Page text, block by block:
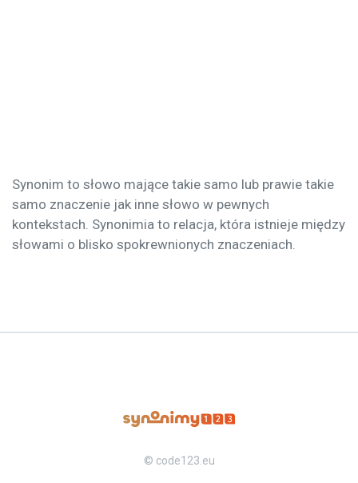
Synonim to słowo mające takie samo lub prawie takie
samo znaczenie jak inne słowo w pewnych
kontekstach. Synonimia to relacja, która istnieje między
słowami o blisko spokrewnionych znaczeniach.
© code123.eu